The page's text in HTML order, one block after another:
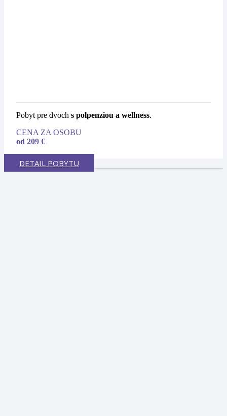
Pobyt pre dvoch s polpenziou a wellness.
CENA ZA OSOBU
od 209 €
DETAIL POBYTU